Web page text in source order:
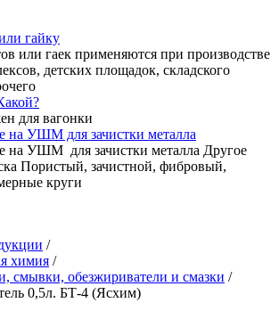
гайку
или гаек применяются при производстве
детских площадок, складского
для вагонки
на УШМ для зачистки металла
на УШМ для зачистки металла Другое
Пористый, зачистной, фибровый,
круги
/
химия /
смывки, обезжириватели и смазки /
0,5л. БТ-4 (Ясхим)